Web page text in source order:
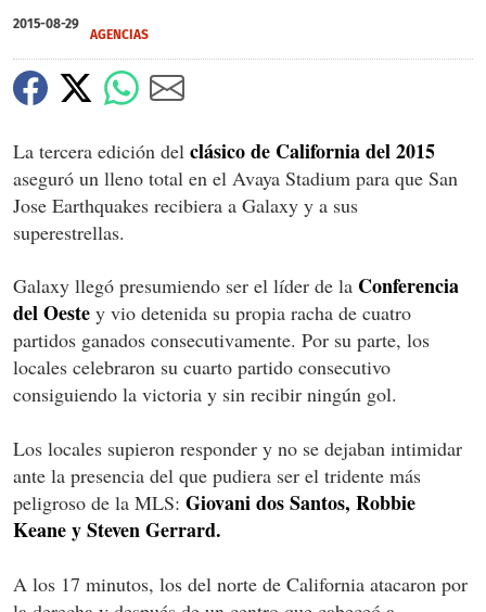
2015-08-29
AGENCIAS
La tercera edición del clásico de California del 2015
aseguró un lleno total en el Avaya Stadium para que San
Jose Earthquakes recibiera a Galaxy y a sus
superestrellas.
Galaxy llegó presumiendo ser el líder de la Conferencia
del Oeste y vio detenida su propia racha de cuatro
partidos ganados consecutivamente. Por su parte, los
locales celebraron su cuarto partido consecutivo
consiguiendo la victoria y sin recibir ningún gol.
Los locales supieron responder y no se dejaban intimidar
ante la presencia del que pudiera ser el tridente más
peligroso de la MLS: Giovani dos Santos, Robbie
Keane y Steven Gerrard.
A los 17 minutos, los del norte de California atacaron por